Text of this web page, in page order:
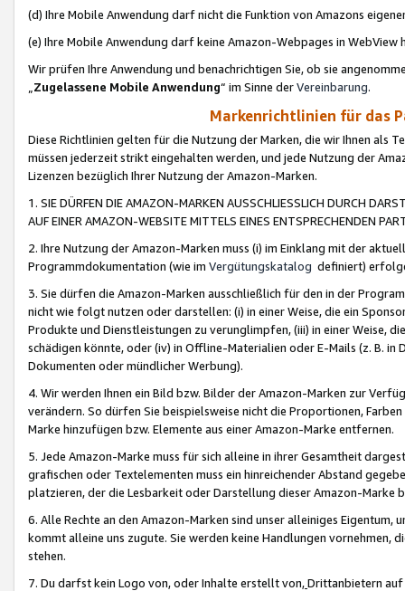
(d) Ihre Mobile Anwendung darf nicht die Funktion von Amazons
(e) Ihre Mobile Anwendung darf keine Amazon-Webpages in WebView
Wir prüfen Ihre Anwendung und benachrichtigen Sie, ob sie
„Zugelassene Mobile Anwendung“ im Sinne derVereinbarung.
Markenrichtlinien für das
Diese Richtlinien gelten für die Nutzung der Marken, die wir Ihnen als
müssen jederzeit strikt eingehalten werden, und jede Nutzung der
Lizenzen bezüglich Ihrer Nutzung der Amazon-Marken.
1. SIE DÜRFEN DIE AMAZON-MARKEN AUSSCHLIESSLICH DURCH
AUF EINER AMAZON-WEBSITE MITTELS EINES ENTSPRECHENDEN
2. Ihre Nutzung der Amazon-Marken muss (i) im Einklang mit der
Programmdokumentation (wie im Vergütungskatalog definiert)
3. Sie dürfen die Amazon-Marken ausschließlich für den in der
nicht wie folgt nutzen oder darstellen: (i) in einer Weise, die ein
Produkte und Dienstleistungen zu verunglimpfen, (iii) in einer Weise,
schädigen könnte, oder (iv) in Offline-Materialien oder E-Mails (z. B. in
Dokumenten oder mündlicher Werbung).
4. Wir werden Ihnen ein Bild bzw. Bilder der Amazon-Marken zur
verändern. So dürfen Sie beispielsweise nicht die Proportionen,
Marke hinzufügen bzw. Elemente aus einer Amazon-Marke entfernen.
5. Jede Amazon-Marke muss für sich alleine in ihrer Gesamtheit
grafischen oder Textelementen muss ein hinreichender Abstand
platzieren, der die Lesbarkeit oder Darstellung dieser Amazon-Marke
6. Alle Rechte an den Amazon-Marken sind unser alleiniges
kommt alleine uns zugute. Sie werden keine Handlungen vornehmen,
stehen.
7. Du darfst kein Logo von, oder Inhalte erstellt von,Drittanbietern auf